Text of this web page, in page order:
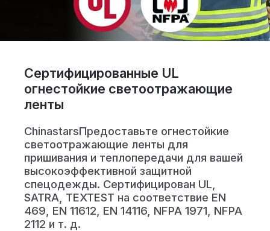
Сертифицированные UL
огнестойкие светоотражающие
ленты
ChinastarsПредоставьте огнестойкие
светоотражающие ленты для
пришивания и теплопередачи для вашей
высокоэффективной защитной
спецодежды. Сертифицирован UL,
SATRA, TEXTEST на соответствие EN
469, EN 11612, EN 14116, NFPA 1971, NFPA
2112 и т. д.
Каталог
Видео
Контакт